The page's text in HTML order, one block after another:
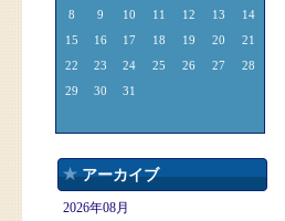
8
9 10 11 12 13
14
15
16 17 18 19 20
21
22
23 24 25 26 27
28
29
30 31
アーカイブ
2026年08月